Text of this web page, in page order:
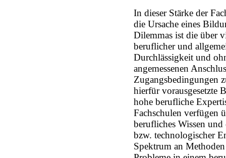
In dieser Stärke der
die Ursache eines
Dilemmas ist die über
beruflicher und
Durchlässigkeit und
angemessenen
Zugangsbedingungen
hierfür vorausgesetzte
hohe berufliche
Fachschulen verfügen
berufliches Wissen
bzw. technologischer
Spektrum an